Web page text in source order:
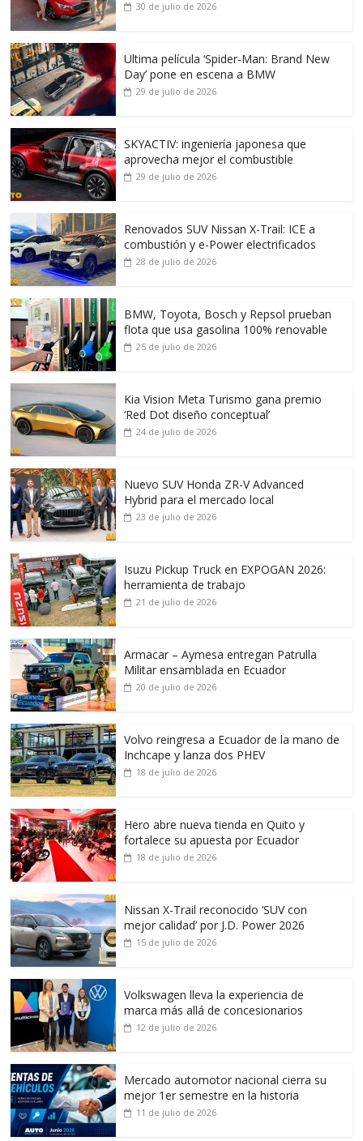
30 de julio de 2026
Ultima película ‘Spider‑Man: Brand New
Day’ pone en escena a BMW
29 de julio de 2026
SKYACTIV: ingeniería japonesa que
aprovecha mejor el combustible
29 de julio de 2026
Renovados SUV Nissan X-Trail: ICE a
combustión y e-Power electrificados
28 de julio de 2026
BMW, Toyota, Bosch y Repsol prueban
flota que usa gasolina 100% renovable
25 de julio de 2026
Kia Vision Meta Turismo gana premio
‘Red Dot diseño conceptual’
24 de julio de 2026
Nuevo SUV Honda ZR-V Advanced
Hybrid para el mercado local
23 de julio de 2026
Isuzu Pickup Truck en EXPOGAN 2026:
herramienta de trabajo
21 de julio de 2026
Armacar – Aymesa entregan Patrulla
Militar ensamblada en Ecuador
20 de julio de 2026
Volvo reingresa a Ecuador de la mano de
Inchcape y lanza dos PHEV
18 de julio de 2026
Hero abre nueva tienda en Quito y
fortalece su apuesta por Ecuador
18 de julio de 2026
Nissan X-Trail reconocido ‘SUV con
mejor calidad’ por J.D. Power 2026
15 de julio de 2026
Volkswagen lleva la experiencia de
marca más allá de concesionarios
12 de julio de 2026
Mercado automotor nacional cierra su
mejor 1er semestre en la historia
11 de julio de 2026